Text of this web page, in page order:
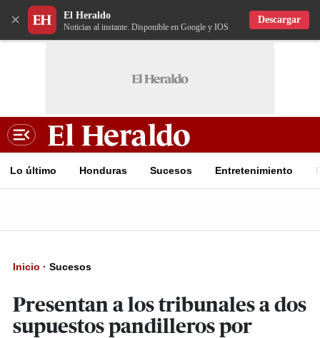
× El Heraldo
Noticias al instante. Disponible en Google y IOS
Descargar
Lo último Honduras Sucesos Entretenimiento
Inicio · Sucesos
Presentan a los tribunales a dos
supuestos pandilleros por